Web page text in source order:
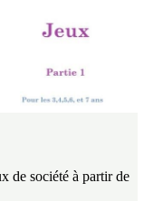
de société à partir de